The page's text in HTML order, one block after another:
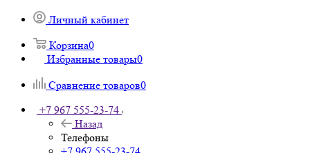
Личный кабинет
Корзина0
Избранные товары0
Сравнение товаров0
+7 967 555-23-74
Назад
Телефоны